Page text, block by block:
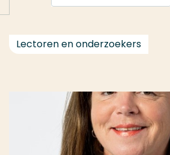
Lectoren en onderzoekers